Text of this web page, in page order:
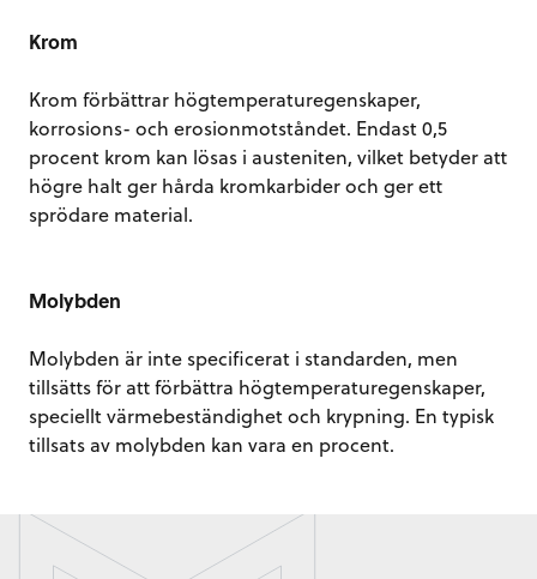
Krom
Krom förbättrar högtemperaturegenskaper,
korrosions- och erosionmotståndet. Endast 0,5
procent krom kan lösas i austeniten, vilket betyder att
högre halt ger hårda kromkarbider och ger ett
sprödare material.
Molybden
Molybden är inte specificerat i standarden, men
tillsätts för att förbättra högtemperaturegenskaper,
speciellt värmebeständighet och krypning. En typisk
tillsats av molybden kan vara en procent.